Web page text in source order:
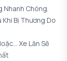
Nhanh Chóng.
Bị Thương Do
Xe Lăn Sẽ